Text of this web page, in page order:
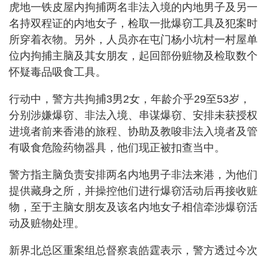
虎地一铁皮屋内拘捕两名非法入境的内地男子及另一
名持双程证的内地女子，检取一批爆窃工具及犯案时
所穿着衣物。另外，人员亦在屯门杨小坑村一村屋单
位内拘捕主脑及其女朋友，起回部份赃物及检取数个
怀疑毒品吸食工具。
行动中，警方共拘捕3男2女，年龄介乎29至53岁，
分别涉嫌爆窃、非法入境、串谋爆窃、安排未获授权
进境者前来香港的旅程、协助及教唆非法入境者及管
有吸食危险药物器具，他们现正被扣查当中。
警方指主脑负责安排两名内地男子非法来港，为他们
提供藏身之所，并操控他们进行爆窃活动后再接收赃
物，至于主脑女朋友及该名内地女子相信牵涉爆窃活
动及赃物处理。
新界北总区重案组总督察袁皓霆表示，警方透过今次